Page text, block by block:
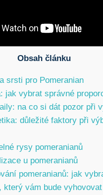
Obsah článku
srsti pro Pomeranian
jak ⁢vybrat správné
na co⁢ si dát pozor při
důležité‌ faktory při
rysy pomeranianů
u pomeranianů
pomeranianů: jak
který⁢ vám bude vyhovovat